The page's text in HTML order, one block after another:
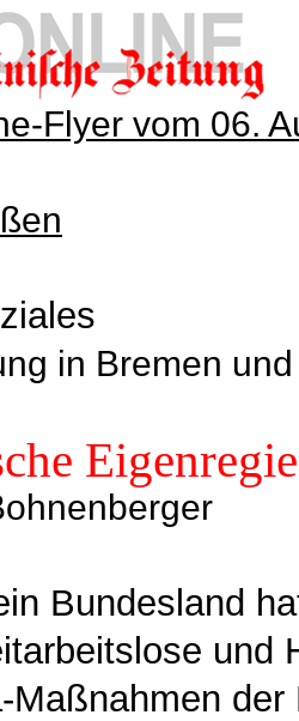
Flyer vom 06.
in Bremen
Bundesland
und
Maßnahmen